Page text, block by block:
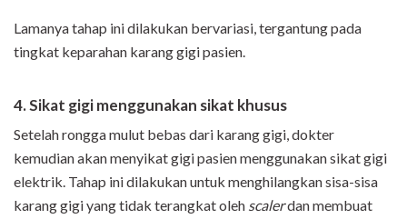
Lamanya tahap ini dilakukan bervariasi, tergantung pada
tingkat keparahan karang gigi pasien.
4. Sikat gigi menggunakan sikat khusus
Setelah rongga mulut bebas dari karang gigi, dokter
kemudian akan menyikat gigi pasien menggunakan sikat gigi
elektrik. Tahap ini dilakukan untuk menghilangkan sisa-sisa
karang gigi yang tidak terangkat oleh scalerdan membuat